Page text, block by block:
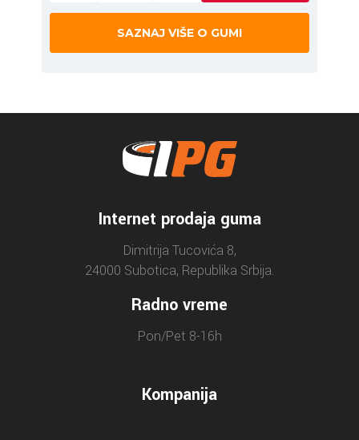
SAZNAJ VIŠE O GUMI
Internet prodaja guma
Dimitrija Tucovića 8,
24000 Subotica, Republika Srbija.
Radno vreme
Pon/Pet 8-16h
Kompanija